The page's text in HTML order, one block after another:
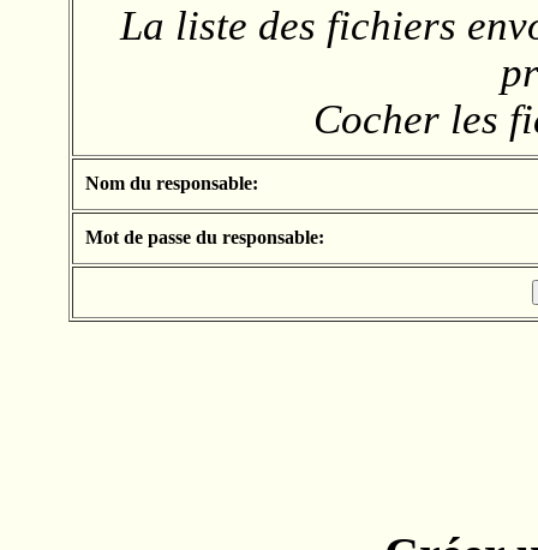
La liste des fichiers
Cocher les
Nom du responsable:
Mot de passe du responsable: